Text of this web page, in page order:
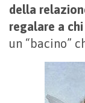
della
regalare a
un “bacino”